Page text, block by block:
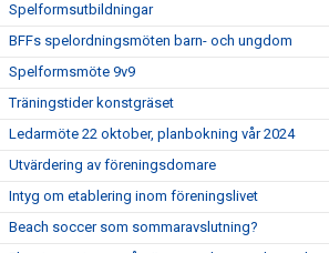
Spelformsutbildningar
BFFs spelordningsmöten barn- och ungdom
Spelformsmöte 9v9
Träningstider konstgräset
Ledarmöte 22 oktober, planbokning vår 2024
Utvärdering av föreningsdomare
Intyg om etablering inom föreningslivet
Beach soccer som sommaravslutning?